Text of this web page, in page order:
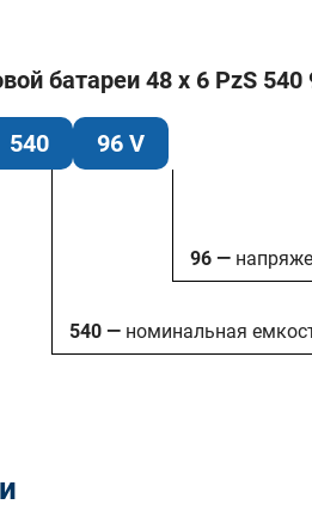
батареи 48 x 6 PzS 540
540 96 V
96 —
540 — номинальная